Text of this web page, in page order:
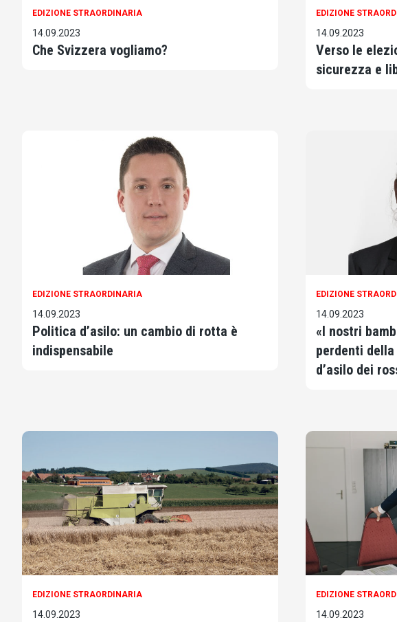
EDIZIONE STRAORDINARIA
14.09.2023
Che Svizzera vogliamo?
EDIZIONE
14.09.2023
Verso le
sicurezza e
EDIZIONE STRAORDINARIA
14.09.2023
Politica d’asilo: un cambio di rotta è
indispensabile
EDIZIONE
14.09.2023
«I nostri
perdenti
d’asilo dei
EDIZIONE STRAORDINARIA
14.09.2023
EDIZIONE
14.09.2023